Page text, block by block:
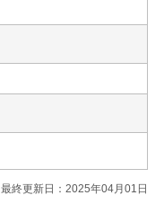
最終更新日：2025年04月01日